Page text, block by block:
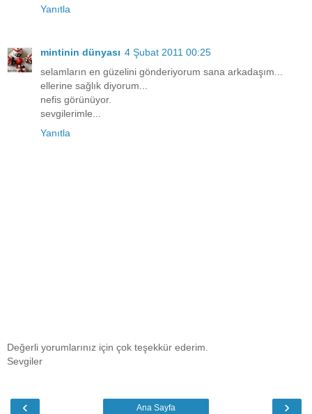
Yanıtla
mintinin dünyası 4 Şubat 2011 00:25
selamların en güzelini gönderiyorum sana arkadaşım...
ellerine sağlık diyorum...
nefis görünüyor.
sevgilerimle...
Yanıtla
Değerli yorumlarınız için çok teşekkür ederim.
Sevgiler
‹ ›
Ana Sayfa